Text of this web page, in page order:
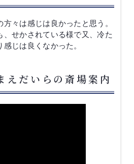
方々は感じは良かったと思う。
、せかされている様で又、冷た
じは良くなかった。
えだいらの斎場案内